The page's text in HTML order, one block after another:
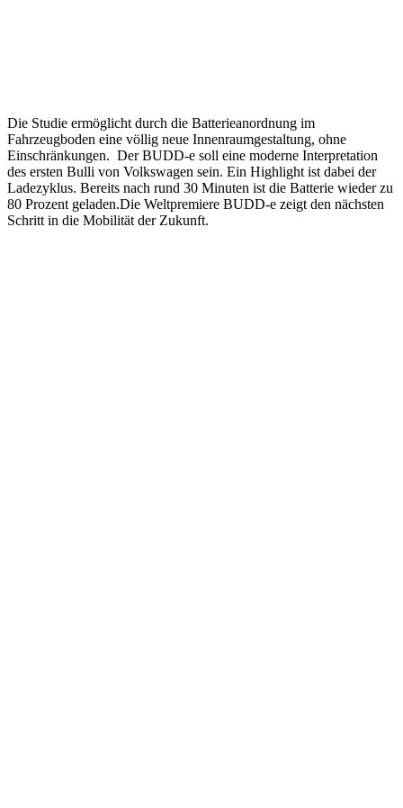
Die Studie ermöglicht durch die Batterieanordnung im
Fahrzeugboden eine völlig neue Innenraumgestaltung, ohne
Einschränkungen. Der BUDD-e soll eine moderne Interpretation
des ersten Bulli von Volkswagen sein. Ein Highlight ist dabei der
Ladezyklus. Bereits nach rund 30 Minuten ist die Batterie wieder zu
80 Prozent geladen.Die Weltpremiere BUDD-e zeigt den nächsten
Schritt in die Mobilität der Zukunft.